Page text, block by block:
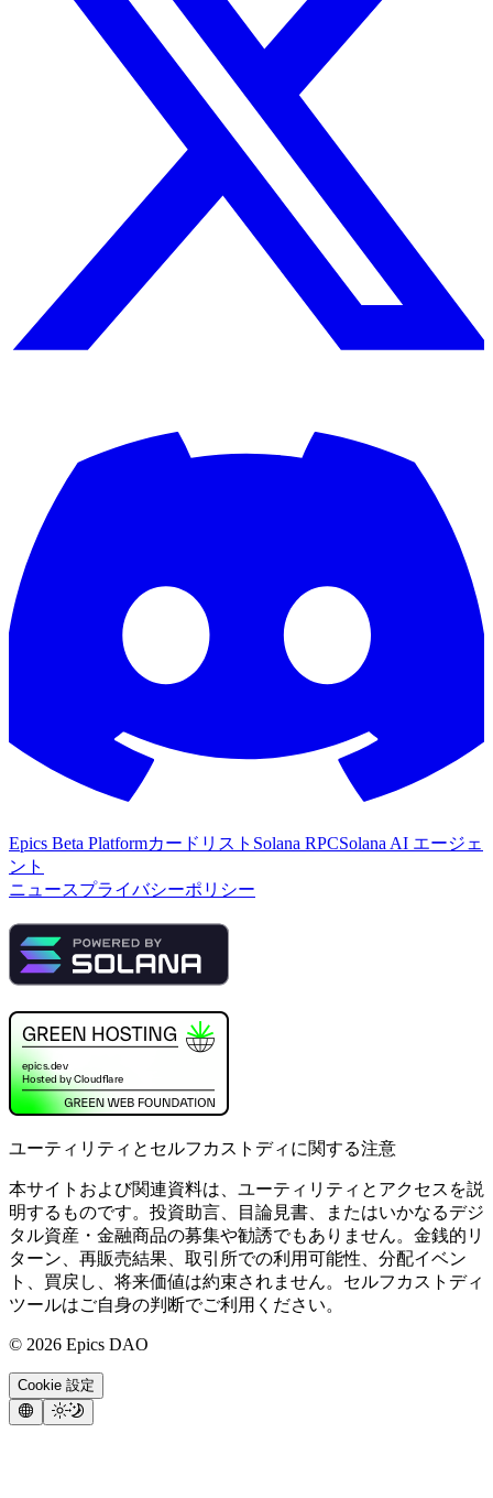
Epics Beta Platformカードリスト Solana RPCSolana AI エージェ
ント
ニュースプライバシーポリシー
ユーティリティとセルフカストディに関する注意
本サイトおよび関連資料は、ユーティリティとアクセスを説
明するものです。投資助言、目論見書、またはいかなるデジ
タル資産・金融商品の募集や勧誘でもありません。金銭的リ
ターン、再販売結果、取引所での利用可能性、分配イベン
ト、買戻し、将来価値は約束されません。セルフカストディ
ツールはご自身の判断でご利用ください。
© 2026 Epics DAO
Cookie 設定